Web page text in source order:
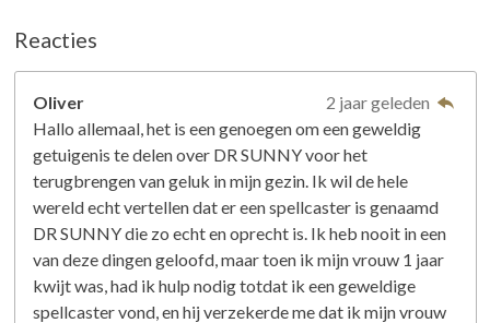
Reacties
Oliver
2 jaar geleden
Hallo allemaal, het is een genoegen om een ​​geweldig
getuigenis te delen over DR SUNNY voor het
terugbrengen van geluk in mijn gezin. Ik wil de hele
wereld echt vertellen dat er een spellcaster is genaamd
DR SUNNY die zo echt en oprecht is. Ik heb nooit in een
van deze dingen geloofd, maar toen ik mijn vrouw 1 jaar
kwijt was, had ik hulp nodig totdat ik een geweldige
spellcaster vond, en hij verzekerde me dat ik mijn vrouw